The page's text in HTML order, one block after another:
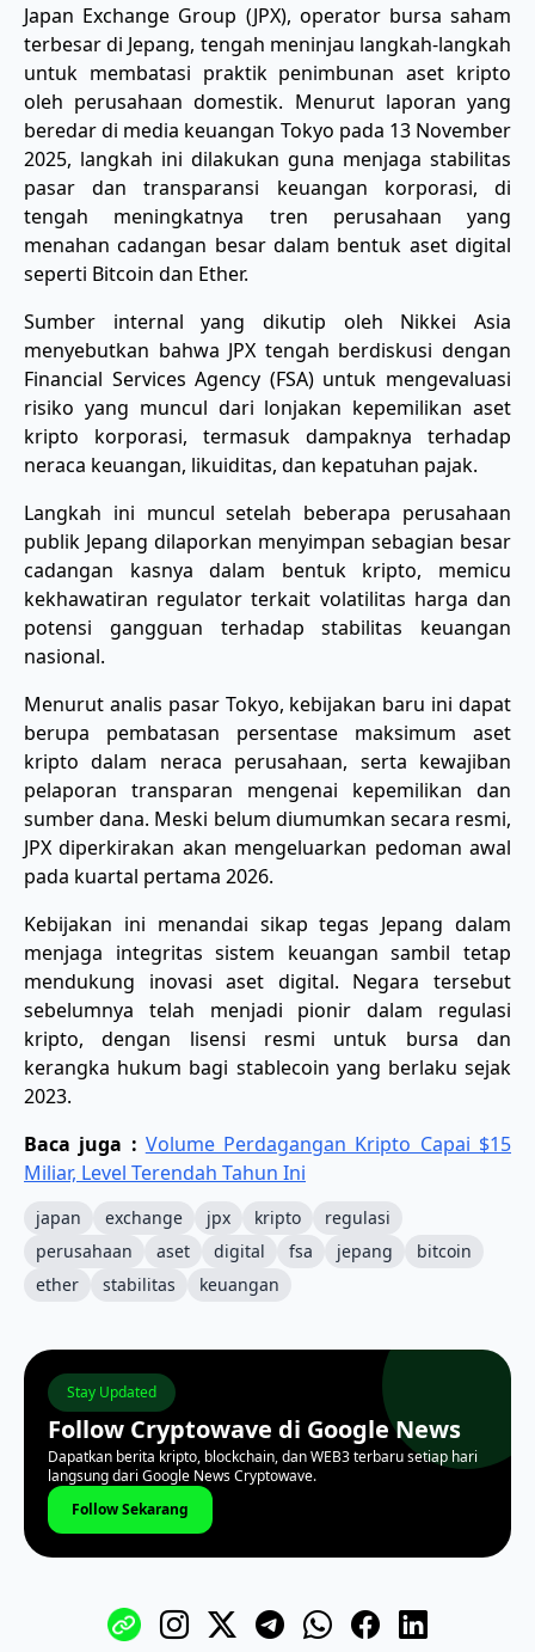
Japan Exchange Group (JPX), operator bursa saham
terbesar di Jepang, tengah meninjau langkah-langkah
untuk membatasi praktik penimbunan aset kripto
oleh perusahaan domestik. Menurut laporan yang
beredar di media keuangan Tokyo pada 13 November
2025, langkah ini dilakukan guna menjaga stabilitas
pasar dan transparansi keuangan korporasi, di
tengah meningkatnya tren perusahaan yang
menahan cadangan besar dalam bentuk aset digital
seperti Bitcoin dan Ether.
Sumber internal yang dikutip oleh Nikkei Asia
menyebutkan bahwa JPX tengah berdiskusi dengan
Financial Services Agency (FSA) untuk mengevaluasi
risiko yang muncul dari lonjakan kepemilikan aset
kripto korporasi, termasuk dampaknya terhadap
neraca keuangan, likuiditas, dan kepatuhan pajak.
Langkah ini muncul setelah beberapa perusahaan
publik Jepang dilaporkan menyimpan sebagian besar
cadangan kasnya dalam bentuk kripto, memicu
kekhawatiran regulator terkait volatilitas harga dan
potensi gangguan terhadap stabilitas keuangan
nasional.
Menurut analis pasar Tokyo, kebijakan baru ini dapat
berupa pembatasan persentase maksimum aset
kripto dalam neraca perusahaan, serta kewajiban
pelaporan transparan mengenai kepemilikan dan
sumber dana. Meski belum diumumkan secara resmi,
JPX diperkirakan akan mengeluarkan pedoman awal
pada kuartal pertama 2026.
Kebijakan ini menandai sikap tegas Jepang dalam
menjaga integritas sistem keuangan sambil tetap
mendukung inovasi aset digital. Negara tersebut
sebelumnya telah menjadi pionir dalam regulasi
kripto, dengan lisensi resmi untuk bursa dan
kerangka hukum bagi stablecoin yang berlaku sejak
2023.
Baca juga : Volume Perdagangan Kripto Capai $15
Miliar, Level Terendah Tahun Ini
japan exchange jpx kripto
regulasi
perusahaan
aset digital fsa jepang
bitcoin
ether
stabilitas keuangan
Stay Updated
Follow Cryptowave di Google News
Dapatkan berita kripto, blockchain, dan WEB3 terbaru setiap hari
langsung dari Google News Cryptowave.
Follow Sekarang